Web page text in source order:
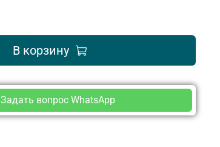
В корзину
Задать вопрос WhatsApp